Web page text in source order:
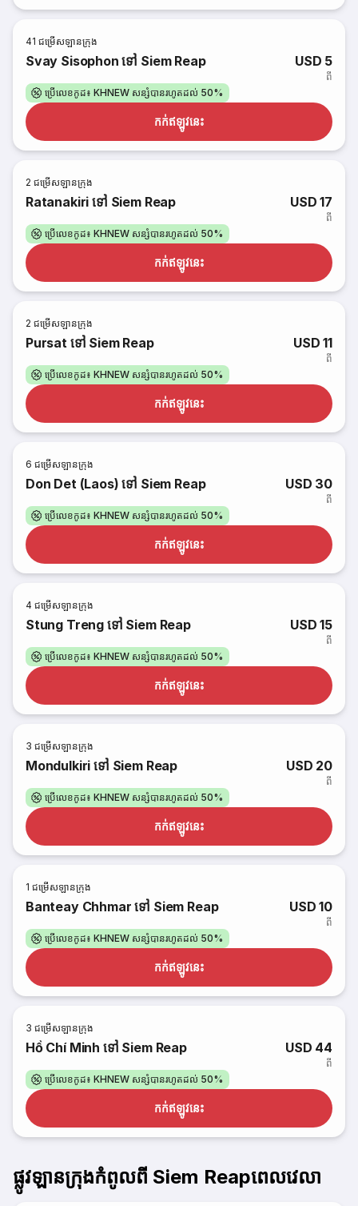
41 ជម្រើសឡានក្រុង
Svay Sisophon ទៅ Siem Reap USD 5
ពី
ប្រើលេខកូដ៖ KHNEW សន្សំបានរហូតដល់ 50%
កក់​ឥឡូវនេះ
2 ជម្រើសឡានក្រុង
Ratanakiri ទៅ Siem Reap USD 17
ពី
ប្រើលេខកូដ៖ KHNEW សន្សំបានរហូតដល់ 50%
កក់​ឥឡូវនេះ
2 ជម្រើសឡានក្រុង
Pursat ទៅ Siem Reap USD 11
ពី
ប្រើលេខកូដ៖ KHNEW សន្សំបានរហូតដល់ 50%
កក់​ឥឡូវនេះ
6 ជម្រើសឡានក្រុង
Don Det (Laos) ទៅ Siem Reap USD 30
ពី
ប្រើលេខកូដ៖ KHNEW សន្សំបានរហូតដល់ 50%
កក់​ឥឡូវនេះ
4 ជម្រើសឡានក្រុង
Stung Treng ទៅ Siem Reap USD 15
ពី
ប្រើលេខកូដ៖ KHNEW សន្សំបានរហូតដល់ 50%
កក់​ឥឡូវនេះ
3 ជម្រើសឡានក្រុង
Mondulkiri ទៅ Siem Reap USD 20
ពី
ប្រើលេខកូដ៖ KHNEW សន្សំបានរហូតដល់ 50%
កក់​ឥឡូវនេះ
1 ជម្រើសឡានក្រុង
Banteay Chhmar ទៅ Siem Reap USD 10
ពី
ប្រើលេខកូដ៖ KHNEW សន្សំបានរហូតដល់ 50%
កក់​ឥឡូវនេះ
3 ជម្រើសឡានក្រុង
Hồ Chí Minh ទៅ Siem Reap USD 44
ពី
ប្រើលេខកូដ៖ KHNEW សន្សំបានរហូតដល់ 50%
កក់​ឥឡូវនេះ
ផ្លូវឡានក្រុងកំពូលពី Siem Reapពេលវេលា